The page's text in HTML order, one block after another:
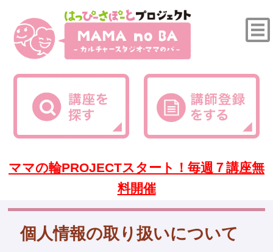
ママの輪PROJECTスタート！毎週７講座無
料開催
個人情報の取り扱いについて